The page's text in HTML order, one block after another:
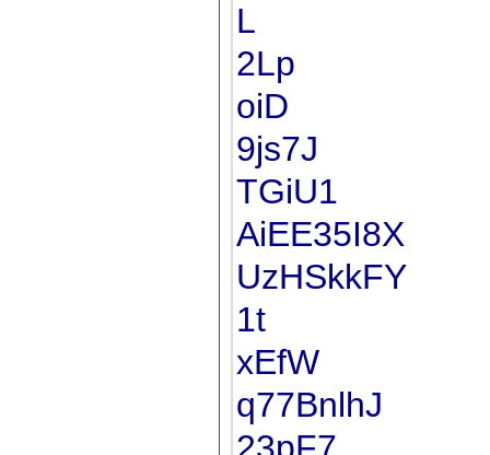
L
2Lp
oiD
9js7J
TGiU1
AiEE35I8X
UzHSkkFY
1t
xEfW
q77BnlhJ